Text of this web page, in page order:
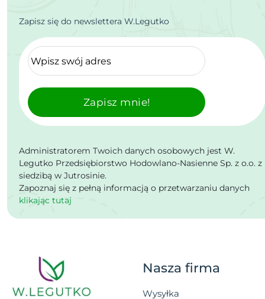
Zapisz się do newslettera W.Legutko
Zapisz mnie!
Administratorem Twoich danych osobowych jest W.
Legutko Przedsiębiorstwo Hodowlano-Nasienne Sp. z o.o. z
siedzibą w Jutrosinie.
Zapoznaj się z pełną informacją o przetwarzaniu danych
klikając tutaj
Nasza firma
Wysyłka